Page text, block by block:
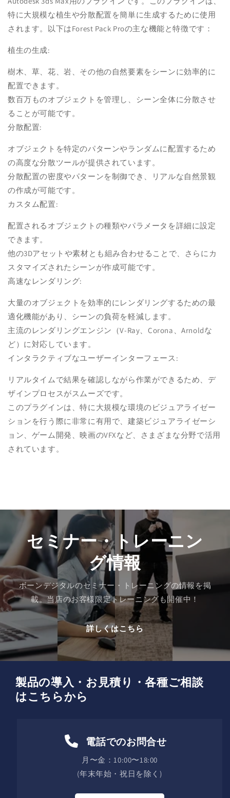
特に大規模な植生や分散配置を簡単に生成するために使用
されます。以下はForest Pack Proの主な機能と特徴です：
植生の生成:
樹木、草、花、岩、その他の自然要素をシーンに効率的に
配置できます。
数百万ものオブジェクトを管理し、シーン全体に分散させ
ることが可能です。
分散配置:
オブジェクトを特定のパターンやランダムに配置するため
の高度な分散ツールが提供されています。
分散配置の密度やパターンを制御でき、リアルな自然景観
の作成が可能です。
カスタム配置:
配置されるオブジェクトの種類やパラメータを詳細に設定
できます。
他の3Dアセットや素材とも組み合わせることで、さらにカ
スタマイズされたシーンが作成可能です。
高速なレンダリング:
大量のオブジェクトを効率的にレンダリングするための最
適化機能があり、シーンの負荷を軽減します。
主流のレンダリングエンジン（V-Ray、Corona、Arnoldな
ど）に対応しています。
インタラクティブなユーザーインターフェース:
リアルタイムで結果を確認しながら作業ができるため、デ
ザインプロセスがスムーズです。
このプラグインは、特に大規模な環境のビジュアライゼー
ションを行う際に非常に有用で、建築ビジュアライゼーシ
ョン、ゲーム開発、映画のVFXなど、さまざまな分野で活用
されています。
セミナー・トレーニン
グ情報
ボーンデジタルのセミナー・トレーニングの情報を掲
載。当店のお客様限定トレーニングも開催中！
詳しくはこちら
製品の導入・お見積り・各種ご相談
はこちらから
電話でのお問合せ
月〜金：10:00〜18:00
(年末年始・祝日を除く)